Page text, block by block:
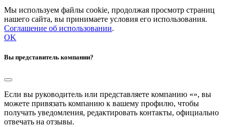
Мы используем файлы cookie, продолжая просмотр страниц
нашего сайта, вы принимаете условия его использования.
Соглашение об использовании.
OK
Вы представитель компании?
Если вы руководитель или представляете компанию «», вы
можете привязать компанию к вашему профилю, чтобы
получать уведомления, редактировать контакты, официально
отвечать на отзывы.